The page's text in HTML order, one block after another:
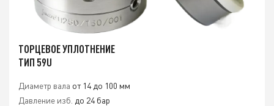
ТОРЦЕВОЕ УПЛОТНЕНИЕ
ТИП 59U
Диаметр вала от 14 до 100 мм
Давление изб. до 24 бар